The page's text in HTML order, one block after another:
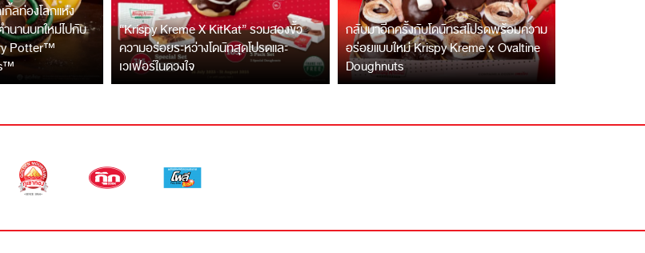
ลท่องโลกแห่ง
นานบทใหม่ไปกับ
Potter™
“Krispy Kreme X KitKat” รวมสองขั้ว
ความอร่อยระหว่างโดนัทสุดโปรดและ
เวเฟอร์ในดวงใจ
กลับมาอีกครั้งกับโดนัทรสโปรดพร้อมความ
อร่อยแบบใหม่ Krispy Kreme x Ovaltine
Doughnuts